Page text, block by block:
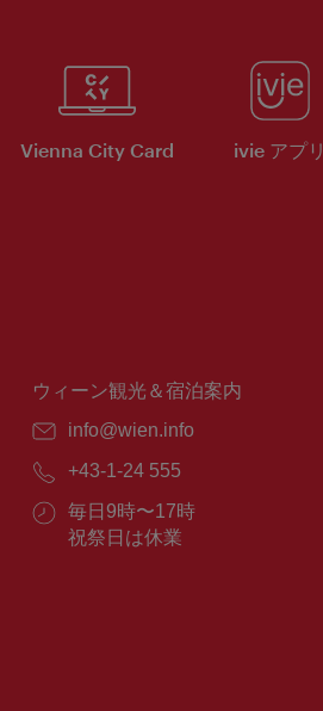
Vienna City Card ivie アプリ
ウィーン観光＆宿泊案内
E
ー
ル：
info@wien.info
電
番
号：
+43-1-24 555
営
業
毎日9時〜17時
祝祭日は休業